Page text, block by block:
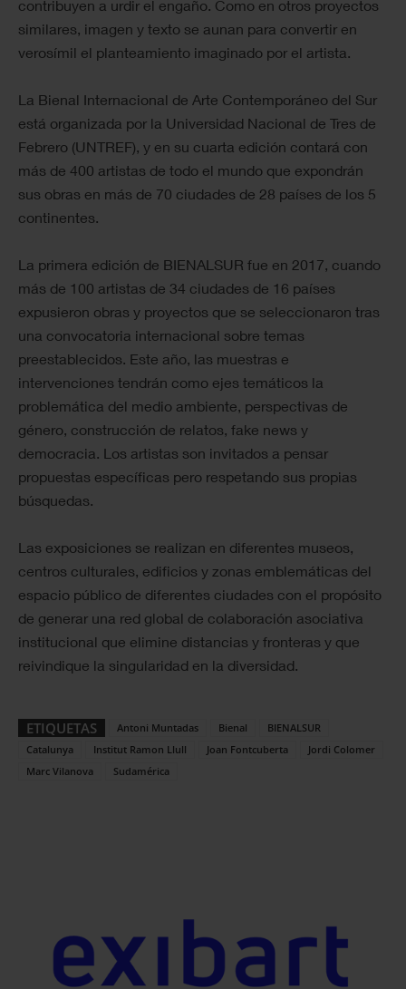
contribuyen a urdir el engaño. Como en otros proyectos
similares, imagen y texto se aunan para convertir en
verosímil el planteamiento imaginado por el artista.
La Bienal Internacional de Arte Contemporáneo del Sur
está organizada por la Universidad Nacional de Tres de
Febrero (UNTREF), y en su cuarta edición contará con
más de 400 artistas de todo el mundo que expondrán
sus obras en más de 70 ciudades de 28 países de los 5
continentes.
La primera edición de BIENALSUR fue en 2017, cuando
más de 100 artistas de 34 ciudades de 16 países
expusieron obras y proyectos que se seleccionaron tras
una convocatoria internacional sobre temas
preestablecidos. Este año, las muestras e
intervenciones tendrán como ejes temáticos la
problemática del medio ambiente, perspectivas de
género, construcción de relatos, fake news y
democracia. Los artistas son invitados a pensar
propuestas específicas pero respetando sus propias
búsquedas.
Las exposiciones se realizan en diferentes museos,
centros culturales, edificios y zonas emblemáticas del
espacio público de diferentes ciudades con el propósito
de generar una red global de colaboración asociativa
institucional que elimine distancias y fronteras y que
reivindique la singularidad en la diversidad.
ETIQUETAS Antoni Muntadas Bienal
BIENALSUR
Catalunya
Institut Ramon Llull Joan Fontcuberta
Jordi Colomer
Marc Vilanova
Sudamérica